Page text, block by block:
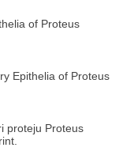
of Proteus
Epithelia of Proteus
proteju Proteus